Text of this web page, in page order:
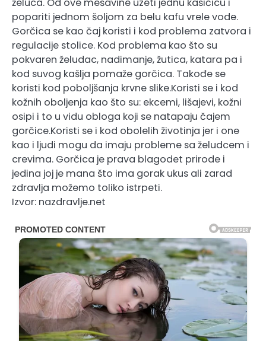
popariti jednom šoljom za belu kafu vrele vode.
Gorčica se kao čaj koristi i kod problema zatvora i
regulacije stolice. Kod problema kao što su
pokvaren želudac, nadimanje, žutica, katara pa i
kod suvog kašlja pomaže gorčica. Takođe se
koristi kod poboljšanja krvne slike.Koristi se i kod
kožnih oboljenja kao što su: ekcemi, lišajevi, kožni
osipi i to u vidu obloga koji se natapaju čajem
gorčice.Koristi se i kod obolelih životinja jer i one
kao i ljudi mogu da imaju probleme sa želudcem i
crevima. Gorčica je prava blagodet prirode i
jedina joj je mana što ima gorak ukus ali zarad
zdravlja možemo toliko istrpeti.
Izvor: nazdravlje.net